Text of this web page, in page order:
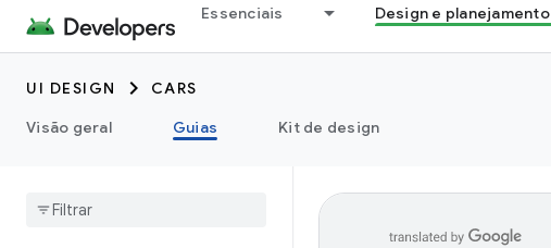
Essenciais Design e planejamento
UI DESIGN
CARS
Visão geral
Guias Kit de design